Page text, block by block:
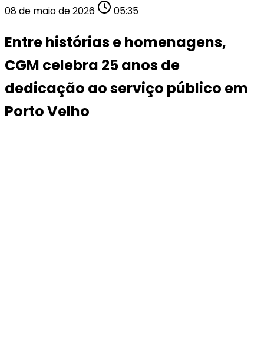
08 de maio de 2026 05:35
Entre histórias e homenagens,
CGM celebra 25 anos de
dedicação ao serviço público em
Porto Velho